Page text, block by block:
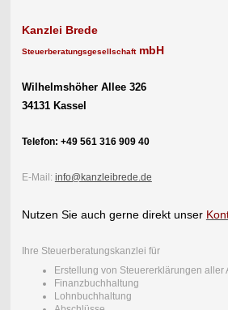
Kanzlei Brede
SteuerberatungsgesellschaftmbH
Wilhelmshöher Allee 326
34131 Kassel
Telefon: +49 561 316 909 40
E-Mail: info@kanzleibrede.de
Nutzen Sie auch gerne direkt unser
Ihre Steuerberatungskanzlei für
Erstellung von Steuererklärungen aller
Finanzbuchhaltung
Lohnbuchhaltung